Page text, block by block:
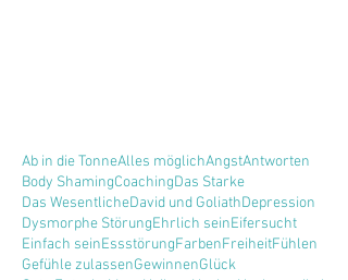
Ab in die TonneAlles möglichAngstAntworten
Body ShamingCoachingDas Starke
Das WesentlicheDavid und GoliathDepression
Dysmorphe StörungEhrlich seinEifersucht
Einfach seinEssstörungFarbenFreiheitFühlen
Gefühle zulassenGewinnenGlück